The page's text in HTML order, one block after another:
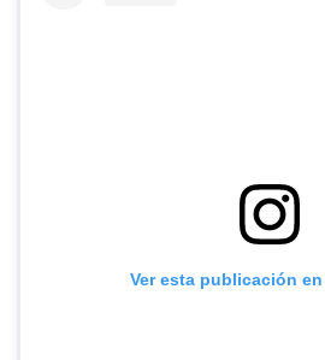
Ver esta publicación